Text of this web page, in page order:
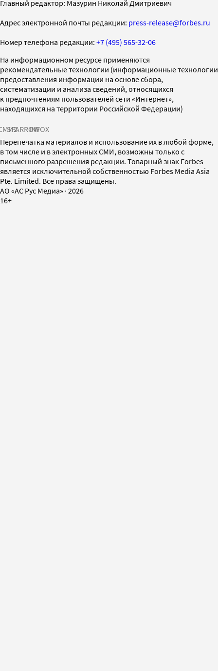
Главный редактор: Мазурин Николай Дмитриевич
Адрес электронной почты редакции: press-release@forbes.ru
Номер телефона редакции: +7 (495) 565-32-06
На информационном ресурсе применяются
рекомендательные технологии (информационные технологии
предоставления информации на основе сбора,
систематизации и анализа сведений, относящихся
к предпочтениям пользователей сети «Интернет»,
находящихся на территории Российской Федерации)
SPARROWINFOX
Перепечатка материалов и использование их в любой форме,
в том числе и в электронных СМИ, возможны только с
письменного разрешения редакции. Товарный знак Forbes
является исключительной собственностью Forbes Media Asia
Pte. Limited. Все права защищены.
AO «АС Рус Медиа» · 2026
16+